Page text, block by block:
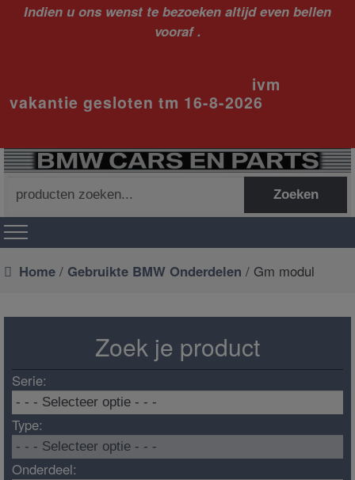
Indien u ons wenst te bezoeken altijd even bellen
vooraf .
ivm
vakantie gesloten tm 16-8-2026
naar:
Zoeken
Home / Gebruikte BMW Onderdelen / Gm modul
Zoek je product
Serie:
Type:
Onderdeel: